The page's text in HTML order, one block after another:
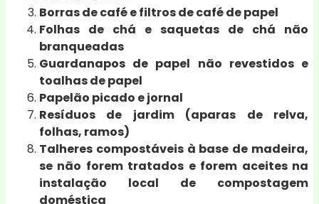
Borras de café e filtros de café de papel
Folhas de chá e saquetas de chá não
branqueadas
Guardanapos de papel não revestidos e
toalhas de papel
Papelão picado e jornal
Resíduos de jardim (aparas de relva,
folhas, ramos)
Talheres compostáveis à base de madeira,
se não forem tratados e forem aceites na
instalação local de compostagem
doméstica